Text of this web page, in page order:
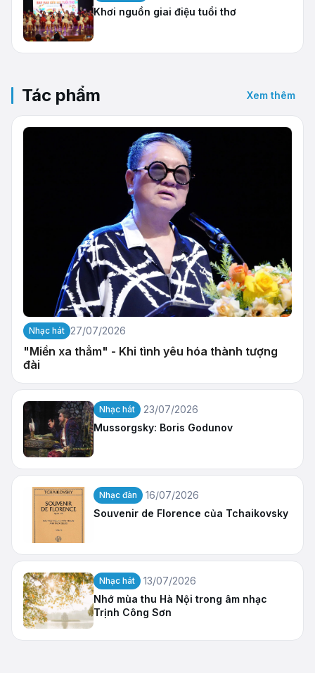
Khơi nguồn giai điệu tuổi thơ
Tác phẩm Xem thêm
Nhạc hát 27/07/2026
"Miền xa thẳm" - Khi tình yêu hóa thành tượng
đài
Nhạc hát
23/07/2026
Mussorgsky: Boris Godunov
Nhạc đàn
16/07/2026
Souvenir de Florence của Tchaikovsky
Nhạc hát
13/07/2026
Nhớ mùa thu Hà Nội trong âm nhạc
Trịnh Công Sơn